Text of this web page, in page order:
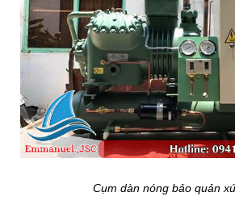
Cụm dàn nóng bảo quản